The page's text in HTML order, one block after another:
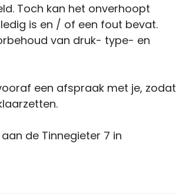
Toch kan het onverhoopt
is en / of een fout bevat.
van druk- type- en
een afspraak met je, zodat
de Tinnegieter 7 in